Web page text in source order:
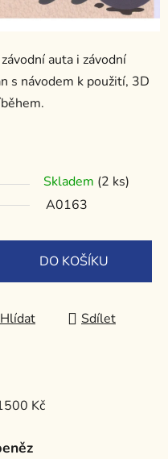
auta i závodní
s návodem k použití, 3D
Skladem (2 ks)
A0163
DO KOŠÍKU
Hlídat Sdílet
Kč